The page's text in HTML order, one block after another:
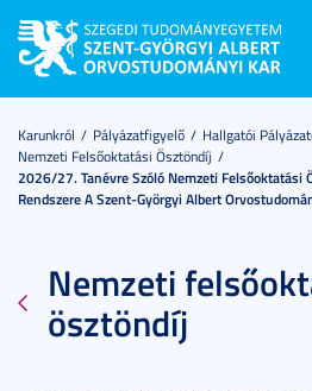
Karunkról Pályázatfigyelő
Hallgatói
Nemzeti Felsőoktatási Ösztöndíj
2026/27. Tanévre Szóló Nemzeti Felsőoktatási
Rendszere A Szent-Györgyi Albert
Nemzeti
ösztöndíj